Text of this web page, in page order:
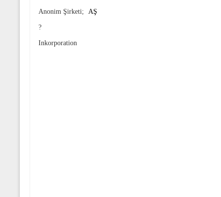
Anonim Şirketi; AŞ
?
Inkorporation